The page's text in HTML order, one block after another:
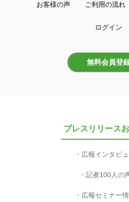
お客様の声 ご利用の流れ
ログイン
無料会員登
プレスリリース
広報インタビ
記者100人の
広報セミナー